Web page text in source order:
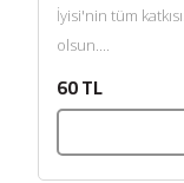
İyisi'nin tüm
olsun....
60 TL